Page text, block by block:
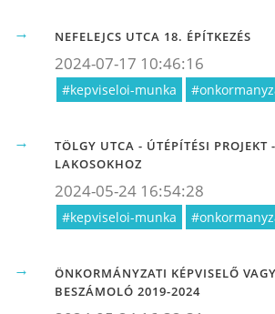
NEFELEJCS UTCA 18. ÉPÍTKEZÉS
#kepviseloi-munka
2024-07-17 10:46:16
TÖLGY UTCA - ÚTÉPÍTÉSI PROJEKT
LAKOSOKHOZ
#kepviseloi-munka
2024-05-24 16:54:28
ÖNKORMÁNYZATI KÉPVISELŐ
BESZÁMOLÓ 2019-2024